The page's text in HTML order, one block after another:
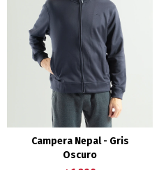
Campera Nepal - Gris
Oscuro